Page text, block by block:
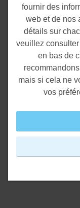
fournir des
web et de nos
détails sur
veuillez
en bas de
mais si cela ne
vos